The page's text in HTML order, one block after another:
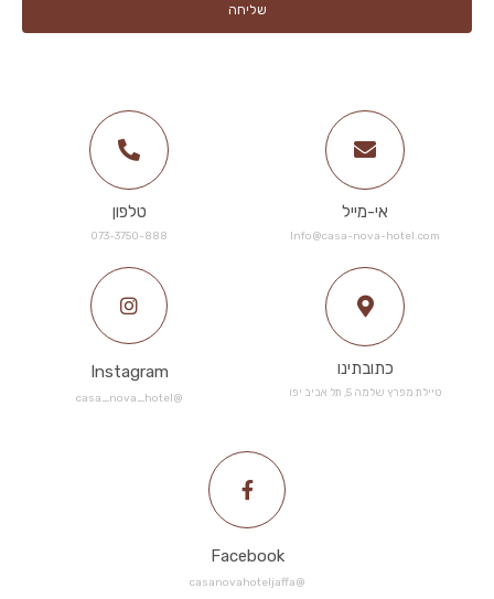
שליחה
אי-מייל
Info@casa-nova-hotel.com
טלפון
073-3750-888​
כתובתינו
טיילת מפרץ שלמה 5, תל אביב יפו
Instagram
@casa_nova_hotel
Facebook
@casanovahoteljaffa